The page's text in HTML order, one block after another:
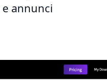
annunci